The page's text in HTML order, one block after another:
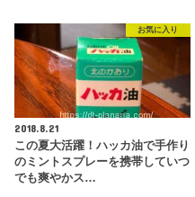
お気に入り
2018.8.21
この夏大活躍！ハッカ油で手作り
のミントスプレーを携帯していつ
でも爽やかス…